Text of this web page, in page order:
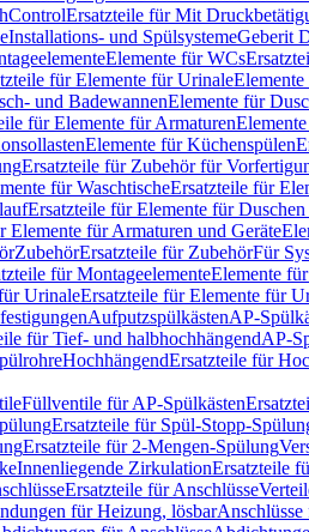
Ersatzteile für Mit
Installations- und SpülsystemeGeberit
Elemente für WCs
für Elemente für Urinale
und BadewannenElemente für
für Elemente für Armaturen
Elemente für Küchenspülen
Ersatzteile für Zubehör für
für WaschtischeErsatzteile für
Ersatzteile für Elemente für
Elemente für Armaturen und Geräte
ZubehörErsatzteile für ZubehörFür
für MontageelementeElemente
UrinaleErsatzteile für Elemente für
AufputzspülkästenAP-
für Tief- und halbhochhängendAP-
HochhängendErsatzteile für
Füllventile für AP-Spülkästen
Ersatzteile für Spül-Stopp-
Ersatzteile für 2-Mengen-Spülung
Innenliegende ZirkulationErsatzteile
Ersatzteile für Anschlüsse
für Heizung, lösbar